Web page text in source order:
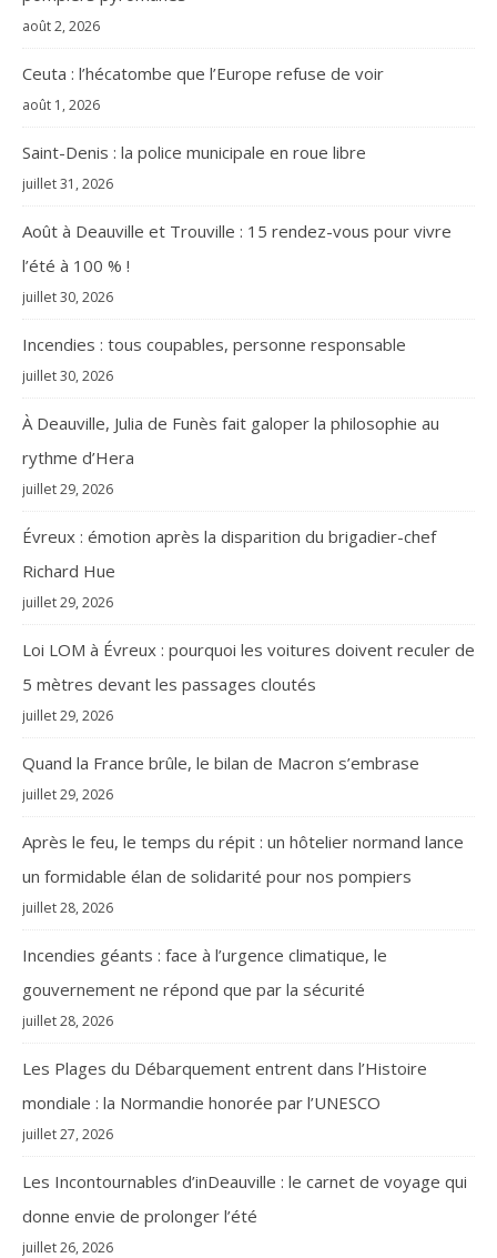
août 2, 2026
Ceuta : l’hécatombe que l’Europe refuse de voir
août 1, 2026
Saint-Denis : la police municipale en roue libre
juillet 31, 2026
Août à Deauville et Trouville : 15 rendez-vous pour vivre
l’été à 100 % !
juillet 30, 2026
Incendies : tous coupables, personne responsable
juillet 30, 2026
À Deauville, Julia de Funès fait galoper la philosophie au
rythme d’Hera
juillet 29, 2026
Évreux : émotion après la disparition du brigadier-chef
Richard Hue
juillet 29, 2026
Loi LOM à Évreux : pourquoi les voitures doivent reculer de
5 mètres devant les passages cloutés
juillet 29, 2026
Quand la France brûle, le bilan de Macron s’embrase
juillet 29, 2026
Après le feu, le temps du répit : un hôtelier normand lance
un formidable élan de solidarité pour nos pompiers
juillet 28, 2026
Incendies géants : face à l’urgence climatique, le
gouvernement ne répond que par la sécurité
juillet 28, 2026
Les Plages du Débarquement entrent dans l’Histoire
mondiale : la Normandie honorée par l’UNESCO
juillet 27, 2026
Les Incontournables d’inDeauville : le carnet de voyage qui
donne envie de prolonger l’été
juillet 26, 2026